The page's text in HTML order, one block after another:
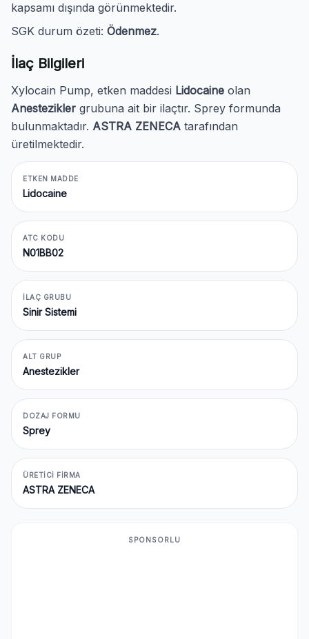
kapsamı dışında görünmektedir.
SGK durum özeti: Ödenmez.
İlaç Bilgileri
Xylocain Pump, etken maddesi Lidocaine olan
Anestezikler grubuna ait bir ilaçtır. Sprey formunda
bulunmaktadır. ASTRA ZENECA tarafından
üretilmektedir.
ETKEN MADDE
Lidocaine
ATC KODU
N01BB02
İLAÇ GRUBU
Sinir Sistemi
ALT GRUP
Anestezikler
DOZAJ FORMU
Sprey
ÜRETICI FIRMA
ASTRA ZENECA
SPONSORLU